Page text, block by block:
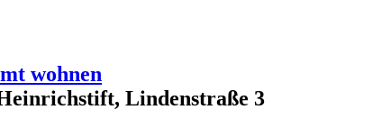
wohnen
Lindenstraße 3